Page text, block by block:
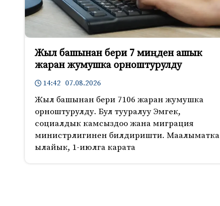
Жыл башынан бери 7 миңден ашык
жаран жумушка орноштурулду
14:42 07.08.2026
Жыл башынан бери 7106 жаран жумушка
орноштурулду. Бул тууралуу Эмгек,
социалдык камсыздоо жана миграция
министрлигинен билдиришти. Маалыматка
ылайык, 1-июлга карата